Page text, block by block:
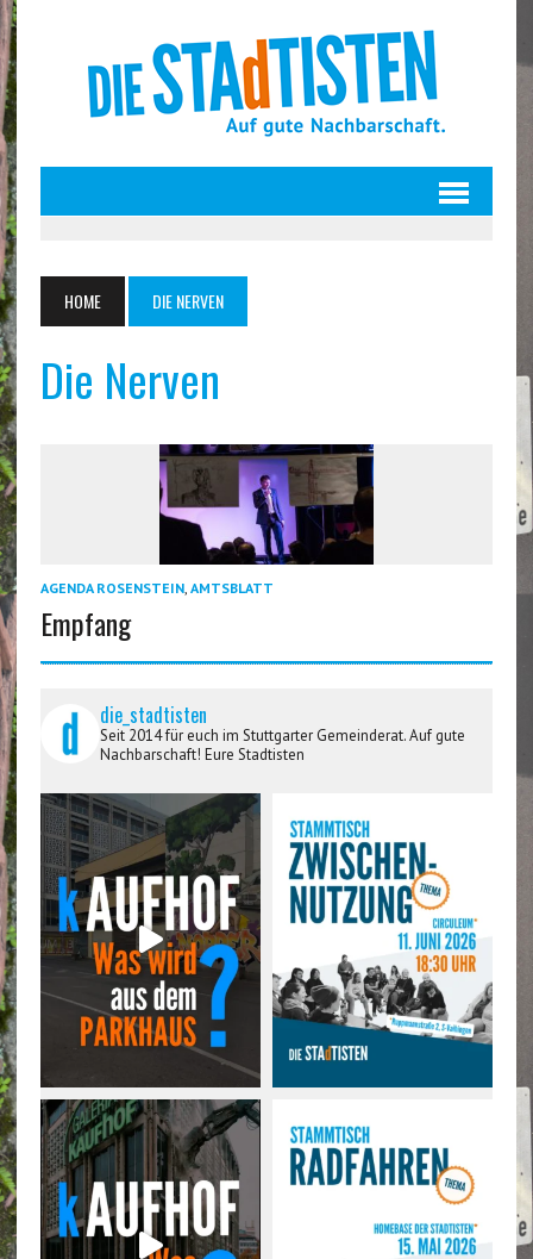
HOME DIE NERVEN
Die Nerven
AGENDA ROSENSTEIN, AMTSBLATT
Empfang
die_stadtisten
Seit 2014 für euch im Stuttgarter Gemeinderat. Auf gute
Nachbarschaft! Eure Stadtisten